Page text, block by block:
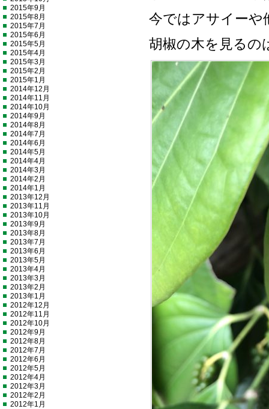
今ではアサイーや
胡椒の木を見るの
2015年9月
2015年8月
2015年7月
2015年6月
2015年5月
2015年4月
2015年3月
2015年2月
2015年1月
2014年12月
2014年11月
2014年10月
2014年9月
2014年8月
2014年7月
2014年6月
2014年5月
2014年4月
2014年3月
2014年2月
2014年1月
2013年12月
2013年11月
2013年10月
2013年9月
2013年8月
2013年7月
2013年6月
2013年5月
2013年4月
2013年3月
2013年2月
2013年1月
2012年12月
2012年11月
2012年10月
2012年9月
2012年8月
2012年7月
2012年6月
2012年5月
2012年4月
2012年3月
2012年2月
2012年1月